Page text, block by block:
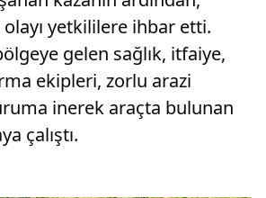
olayı yetkililere ihbar etti.
gelen sağlık, itfaiye,
ekipleri, zorlu arazi
inerek araçta bulunan
çalıştı.